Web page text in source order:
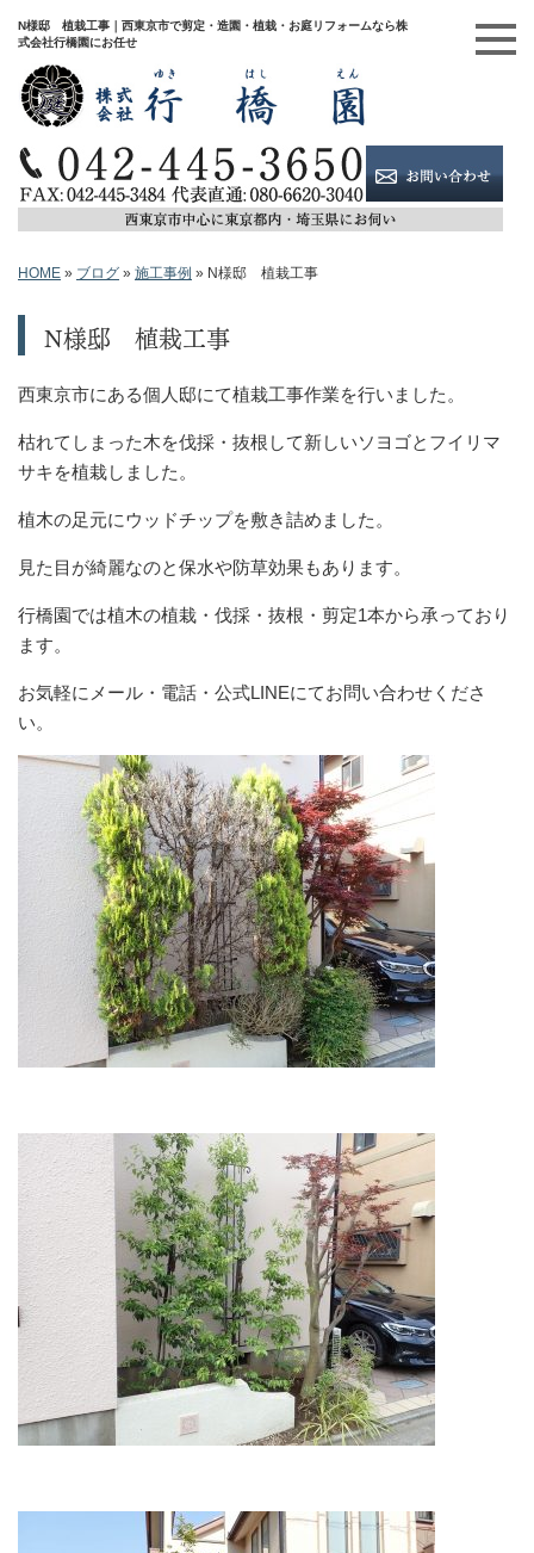
N様邸 植栽工事｜西東京市で剪定・造園・植栽・お庭リフォームなら株
式会社行橋園にお任せ
HOME » ブログ » 施工事例 » N様邸 植栽工事
N様邸 植栽工事
西東京市にある個人邸にて植栽工事作業を行いました。
枯れてしまった木を伐採・抜根して新しいソヨゴとフイリマ
サキを植栽しました。
植木の足元にウッドチップを敷き詰めました。
見た目が綺麗なのと保水や防草効果もあります。
行橋園では植木の植栽・伐採・抜根・剪定1本から承っており
ます。
お気軽にメール・電話・公式LINEにてお問い合わせくださ
い。